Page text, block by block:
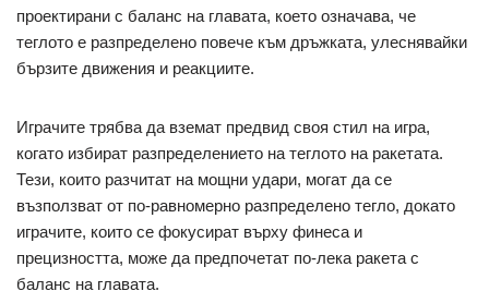
проектирани с баланс на главата, което означава, че
теглото е разпределено повече към дръжката, улеснявайки
бързите движения и реакциите.
Играчите трябва да вземат предвид своя стил на игра,
когато избират разпределението на теглото на ракетата.
Тези, които разчитат на мощни удари, могат да се
възползват от по-равномерно разпределено тегло, докато
играчите, които се фокусират върху финеса и
прецизността, може да предпочетат по-лека ракета с
баланс на главата.